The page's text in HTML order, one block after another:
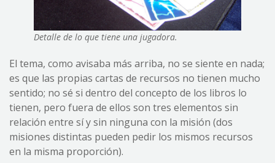
Detalle de lo que tiene una jugadora.
El tema, como avisaba más arriba, no se siente en nada;
es que las propias cartas de recursos no tienen mucho
sentido; no sé si dentro del concepto de los libros lo
tienen, pero fuera de ellos son tres elementos sin
relación entre sí y sin ninguna con la misión (dos
misiones distintas pueden pedir los mismos recursos
en la misma proporción).